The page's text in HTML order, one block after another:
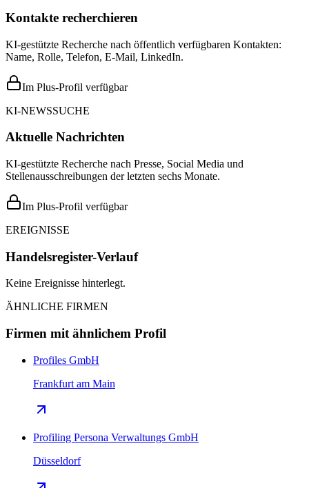
Kontakte recherchieren
KI-gestützte Recherche nach öffentlich verfügbaren Kontakten:
Name, Rolle, Telefon, E-Mail, LinkedIn.
Im Plus-Profil verfügbar
KI-NEWSSUCHE
Aktuelle Nachrichten
KI-gestützte Recherche nach Presse, Social Media und
Stellenausschreibungen der letzten sechs Monate.
Im Plus-Profil verfügbar
EREIGNISSE
Handelsregister-Verlauf
Keine Ereignisse hinterlegt.
ÄHNLICHE FIRMEN
Firmen mit ähnlichem Profil
Profiles GmbH
Frankfurt am Main
Profiling Persona Verwaltungs GmbH
Düsseldorf